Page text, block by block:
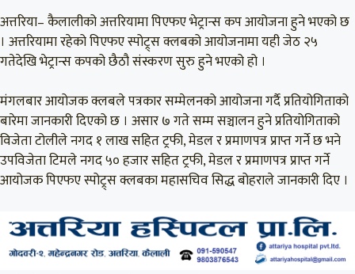
अत्तरिया– कैलालीको अत्तरियामा पिएफए भेट्रान्स कप आयोजना हुने भएको छ
। अत्तरियामा रहेको पिएफए स्पोट्र्स क्लबको आयोजनामा यही जेठ २५
गतेदेखि भेट्रान्स कपको छैठौ संस्करण सुरु हुने भएको हो ।
मंगलबार आयोजक क्लबले पत्रकार सम्मेलनको आयोजना गर्दै प्रतियोगिताको
बारेमा जानकारी दिएको छ । असार ७ गते सम्म सञ्चालन हुने प्रतियोगिताको
विजेता टोलीले नगद १ लाख सहित ट्रफी, मेडल र प्रमाणपत्र प्राप्त गर्ने छ भने
उपविजेता टिमले नगद ५० हजार सहित ट्रफी, मेडल र प्रमाणपत्र प्राप्त गर्ने
आयोजक पिएफए स्पोट्र्स क्लबका महासचिव सिद्ध बोहराले जानकारी दिए ।